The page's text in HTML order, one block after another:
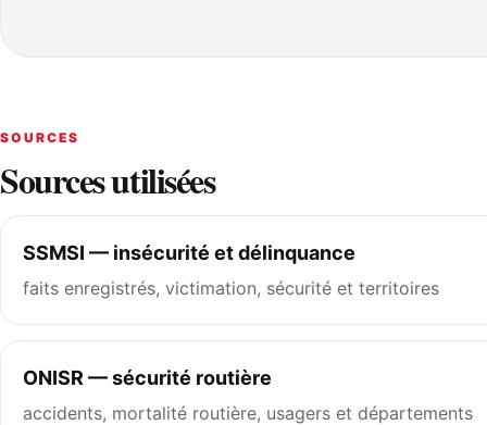
SOURCES
Sources utilisées
SSMSI — insécurité et délinquance
faits enregistrés, victimation, sécurité et territoires
ONISR — sécurité routière
accidents, mortalité routière, usagers et départements